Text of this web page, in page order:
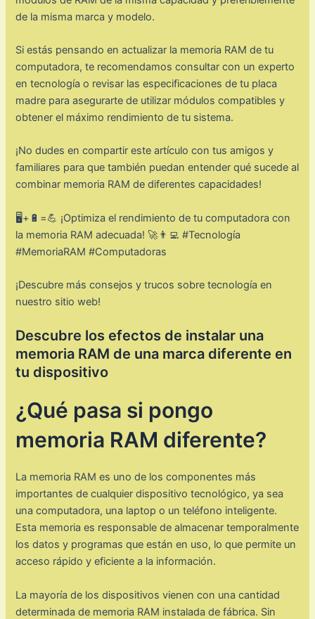
de la misma marca y modelo.
Si estás pensando en actualizar la memoria RAM de tu
computadora, te recomendamos consultar con un experto
en tecnología o revisar las especificaciones de tu placa
madre para asegurarte de utilizar módulos compatibles y
obtener el máximo rendimiento de tu sistema.
¡No dudes en compartir este artículo con tus amigos y
familiares para que también puedan entender qué sucede al
combinar memoria RAM de diferentes capacidades!
🖥️+🔋=💪 ¡Optimiza el rendimiento de tu computadora con
la memoria RAM adecuada! 🚀👨‍💻 #Tecnología
#MemoriaRAM #Computadoras
¡Descubre más consejos y trucos sobre tecnología en
nuestro sitio web!
Descubre los efectos de instalar una
memoria RAM de una marca diferente en
tu dispositivo
¿Qué pasa si pongo
memoria RAM diferente?
La memoria RAM es uno de los componentes más
importantes de cualquier dispositivo tecnológico, ya sea
una computadora, una laptop o un teléfono inteligente.
Esta memoria es responsable de almacenar temporalmente
los datos y programas que están en uso, lo que permite un
acceso rápido y eficiente a la información.
La mayoría de los dispositivos vienen con una cantidad
determinada de memoria RAM instalada de fábrica. Sin